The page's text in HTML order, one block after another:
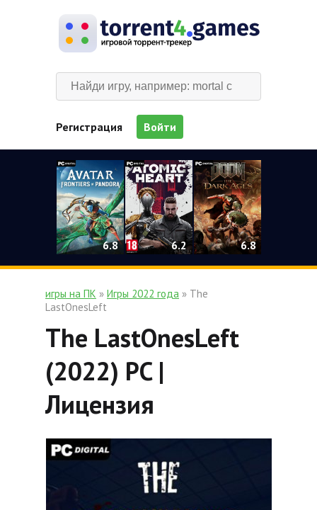
Регистрация Войти
6.8 6.2 6.8
игры на ПК » Игры 2022 года » The
LastOnesLeft
The LastOnesLeft
(2022) PC |
Лицензия